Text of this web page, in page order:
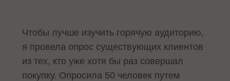
Чтобы лучше изучить горячую аудиторию,
я провела опрос существующих клиентов
из тех, кто уже хотя бы раз совершал
покупку. Опросила 50 человек путем